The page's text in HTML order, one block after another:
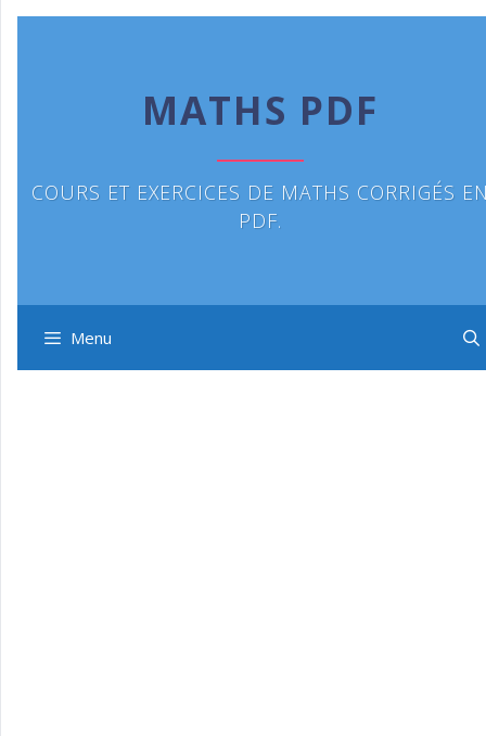
MATHS PDF
COURS ET EXERCICES DE MATHS CORRIGÉS
PDF.
Menu